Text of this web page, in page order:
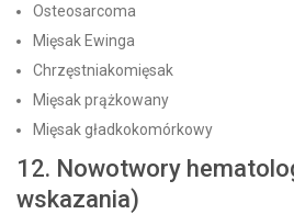
Osteosarcoma
Mięsak Ewinga
Chrzęstniakomięsak
Mięsak prążkowany
Mięsak gładkokomórkowy
12. Nowotwory
wskazania)